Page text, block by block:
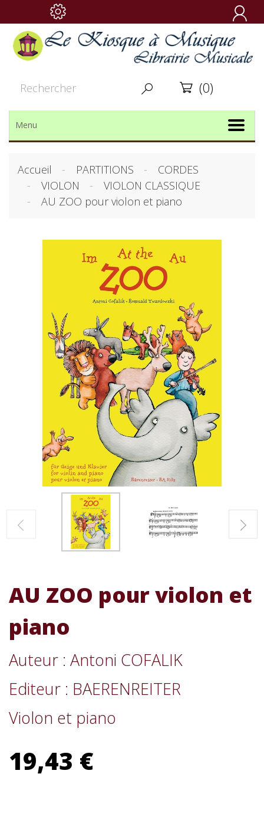

  (0)
Menu
Accueil PARTITIONS
CORDES
VIOLON
VIOLON CLASSIQUE
AU ZOO pour violon et piano
AU ZOO pour violon et
piano
Auteur : Antoni COFALIK
Editeur : BAERENREITER
Violon et piano
19,43 €